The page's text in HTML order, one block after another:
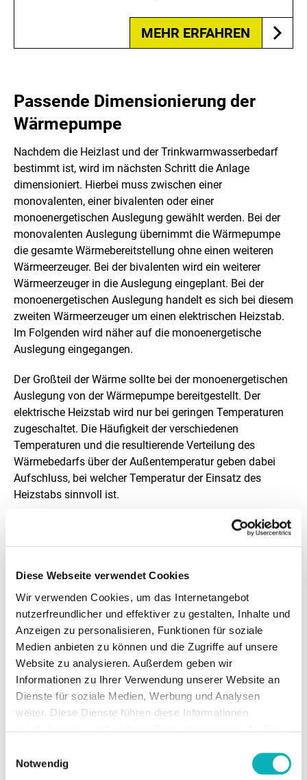
Diese Webseite verwendet Cookies
Wir verwenden Cookies, um das Internetangebot
nutzerfreundlicher und effektiver zu gestalten, Inhalte und
Anzeigen zu personalisieren, Funktionen für soziale
Medien anbieten zu können und die Zugriffe auf unsere
Website zu analysieren. Außerdem geben wir
Informationen zu Ihrer Verwendung unserer Website an
Dienste für soziale Medien, Werbung und Analysen
weiter. Diese Dienste führen diese Informationen
Nutzung der Dienste gesammelt haben.
Notwendig
MEHR ERFAHREN
Passende Dimensionierung der
Wärmepumpe
Nachdem die Heizlast und der Trinkwarmwasserbedarf
bestimmt ist, wird im nächsten Schritt die Anlage
dimensioniert. Hierbei muss zwischen einer
monovalenten, einer bivalenten oder einer
monoenergetischen Auslegung gewählt werden. Bei der
monovalenten Auslegung übernimmt die Wärmepumpe
die gesamte Wärmebereitstellung ohne einen weiteren
Wärmeerzeuger. Bei der bivalenten wird ein weiterer
Wärmeerzeuger in die Auslegung eingeplant. Bei der
monoenergetischen Auslegung handelt es sich bei diesem
zweiten Wärmeerzeuger um einen elektrischen Heizstab.
Im Folgenden wird näher auf die monoenergetische
Auslegung eingegangen.
Der Großteil der Wärme sollte bei der monoenergetischen
Auslegung von der Wärmepumpe bereitgestellt. Der
elektrische Heizstab wird nur bei geringen Temperaturen
zugeschaltet. Die Häufigkeit der verschiedenen
Temperaturen und die resultierende Verteilung des
Wärmebedarfs über der Außentemperatur geben dabei
Aufschluss, bei welcher Temperatur der Einsatz des
Heizstabs sinnvoll ist.
Die Temperaturverteilung für einen Beispielstandort über
das Jahr ist in der folgenden Abbildung dargestellt:
LEITFÄDEN
Leitfaden Wärmepumpendimensionierung
Anlagenbetrieb, die Effizienz, Lebensdauer. Dieser
Leitfaden soll verdeutlichen, wie bei der